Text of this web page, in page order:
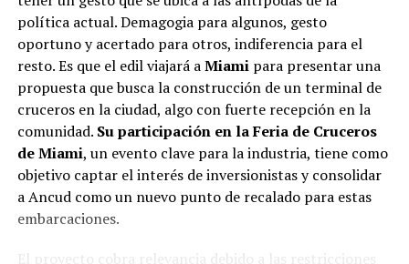
estos son proyectos que vienen trabajándose desde
hace tiempo y que hoy están en riesgo por la falta de
financiamiento”,declaró.
En la comuna deCuraco de Vélez, la alcaldesa Javiera
Yáñezindicó que históricamente la Subdere ha apoyado
a los municipios en diversos proyectos y que confía en
que durante el año se asignen nuevos recursos, aunque
reconoció una disminución evidente en comparación
con ejercicios anteriores. Señaló que su administración
pesos en distintas líneas de financiamiento, y que, pese
política actual. Demagogia para algunos, gesto
oportuno y acertado para otros, indiferencia para el
resto. Es que el edil viajará aMiamipara presentar una
propuesta que busca la construcción de un terminal de
cruceros en la ciudad, algo con fuerte recepción en la
comunidad. Su participación en la Feria de Cruceros
de Miami, un evento clave para la industria, tiene como
objetivo captar el interés de inversionistas y consolidar
a Ancud como un nuevo punto de recalado para estas
embarcaciones.
El proyecto cobra relevancia debido a las restricciones